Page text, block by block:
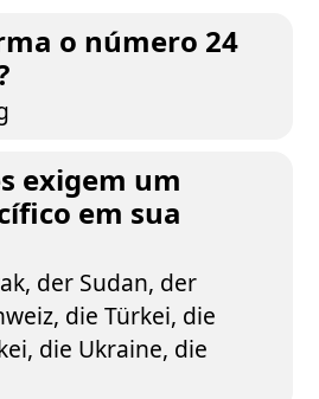
o número 24
exigem um
em sua
der Sudan, der
die Türkei, die
die Ukraine, die